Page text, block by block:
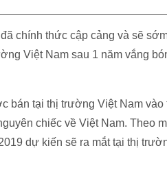
chính thức cập cảng và sẽ
Việt Nam sau 1 năm vắng
bán tại thị trường Việt Nam
chiếc về Việt Nam. Theo
dự kiến sẽ ra mắt tại thị